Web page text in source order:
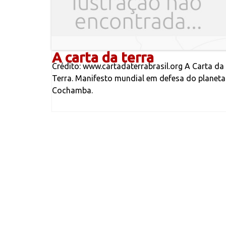
A carta da terra
Crédito: www.cartadaterrabrasil.org A Carta da
Terra. Manifesto mundial em defesa do
Cochamba.